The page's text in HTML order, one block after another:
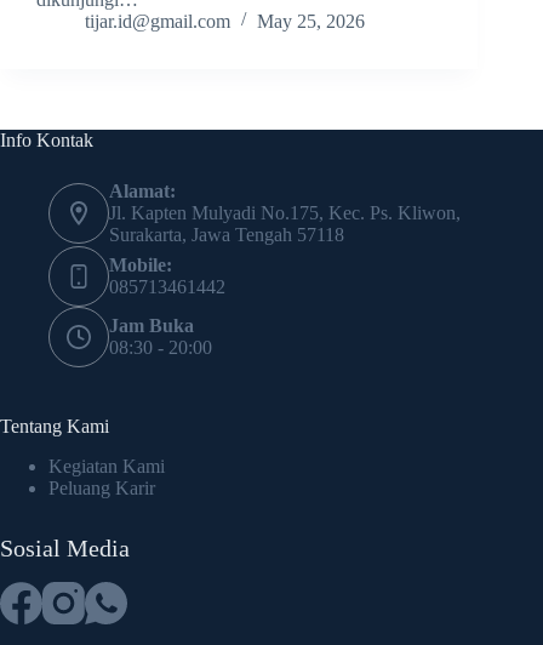
tijar.id@gmail.com
May 25, 2026
Info Kontak
Alamat:
Jl. Kapten Mulyadi No.175, Kec. Ps. Kliwon,
Surakarta, Jawa Tengah 57118
Mobile:
085713461442
Jam Buka
08:30 - 20:00
Tentang Kami
Kegiatan Kami
Peluang Karir
Sosial Media